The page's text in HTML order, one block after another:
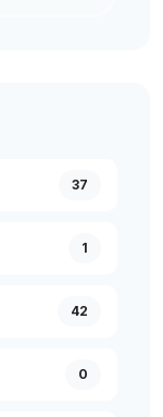
37
1
42
0